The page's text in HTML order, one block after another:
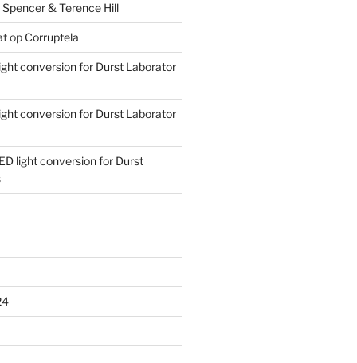
& Terence Hill
op Corruptela
conversion for Durst Laborator
conversion for Durst Laborator
light conversion for Durst